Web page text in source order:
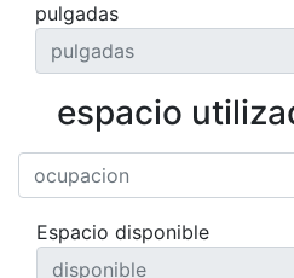
pulgadas
espacio
Espacio disponible